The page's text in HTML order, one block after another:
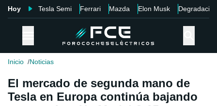
Hoy Tesla Semi Ferrari Mazda Elon Musk Degradación
Inicio Noticias
El mercado de segunda mano de
Tesla en Europa continúa bajando